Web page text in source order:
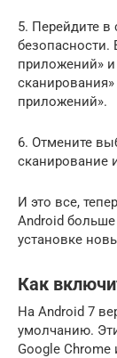
5. Перейдите
безопасности.
приложений»
приложений».
6. Отмените
сканирование
И это все,
Android больше
установке
Как
На Android 7
умолчанию.
Google